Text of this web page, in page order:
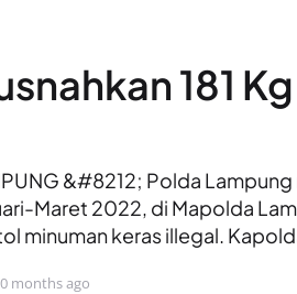
181
&#8212; Polda
Maret 2022, di Mapolda
minuman keras illegal.
months ago